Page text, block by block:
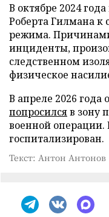
В октябре 2024
Роберта Гилмана к
режима.
инциденты,
следственном
физическое
В апреле 2026
попросилсяв зону
военной
госпитализирован.
Текст: Антон Антонов